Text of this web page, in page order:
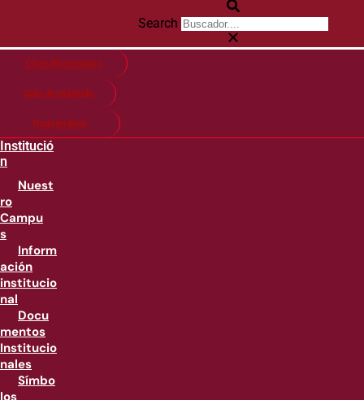
Search
Citas financieras
Guía de matricula
Pago en línea
Institució
n
Nuest
ro
Campu
s
Inform
ación
institucio
nal
Docu
mentos
Institucio
nales
Símbo
los